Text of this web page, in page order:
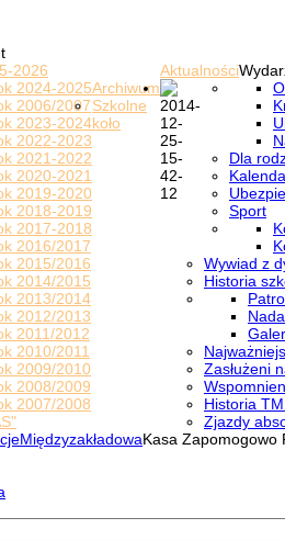
Aktualności
2026
Archiwum
2024-2025
2006/2007
2023-2024
2022-2023
2021-2022
2020-2021
2019-2020
2018-2019
2017-2018
2016/2017
2015/2016
2014/2015
2013/2014
2012/2013
2011/2012
2010/2011
2009/2010
2008/2009
2007/2008
Szkolne
koło
Dla
Sport
Wywiad z
Historia
Zasłużeni
Historia
Zjazdy
MiędzyzakładowaKasa Zapomogowo